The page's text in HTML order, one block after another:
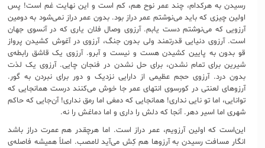
رسیدن به هرکدام، چند عمر نوح هم، کم است و این نهایت غم است! پس
اولین چیزی که باید می‌نوشتم عمر دراز بود. بدون عمر دراز نمی‌شود به دومین
آرزویی که می‌نوشتم دست یابم. آرزوی وصال فلان یاری که در آنسوی جهان
است. آرزوی دنیایی قدرتمند ولی بدون جنگ، آرزوی در آغوش کشیدن پرواز
قو بدون به پایین کشیدن هست و نیست و‌ آبرو. آرزوی یک قاشق رابطه‌ی
شیرین برای تمام نشدن، برای حل نشدن در فنجان چایی. آرزوی یک لذت
بدون درد. آرزوی حجم عظیمی از دارایی نزدیک و دور برای نبردن به گور.
آرزوهای لعنتی در کورسوی انتهای عمر جا خوش می‌کنند درست همانجایی که
توانایی، اما تو نایی نداری! همانجایی که دمغی اما رمق نداری! آن‌جایی که حاکم
شهری اما اسیر دهر. آنجا که دلش را داری و اما دماغش را نه.
این‌است که اولین آرزویم، عمر دراز است. اما هرچقدر هم عمرت دراز باشد
انگار مسافت رسیدن به آرزوها هم کِش می‌آید لامصب. اصلاً همیشه فاصله‌ی